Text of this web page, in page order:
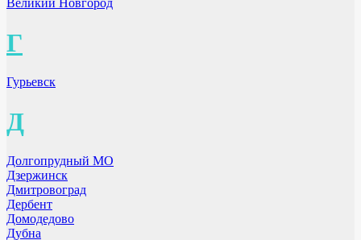
Великий Новгород
Г
Гурьевск
Д
Долгопрудный МО
Дзержинск
Дмитровоград
Дербент
Домодедово
Дубна